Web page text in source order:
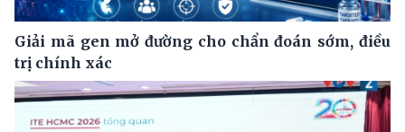
Giải mã gen mở đường cho chẩn đoán sớm, điều
trị chính xác